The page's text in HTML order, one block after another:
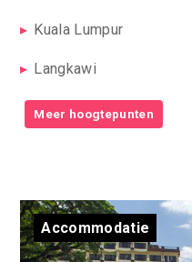
Kuala Lumpur
Langkawi
Meer hoogtepunten
Accommodatie